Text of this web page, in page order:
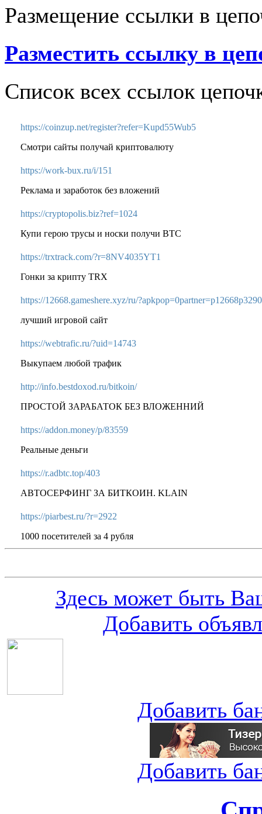
Размещение ссылки в
Разместить ссылку в
Список всех ссылок
https://coinzup.net/register?refer=Kupd55Wub5
Смотри сайты получай криптовалюту
https://work-bux.ru/i/151
Реклама и заработок без вложений
https://cryptopolis.biz?ref=1024
Купи герою трусы и носки получи BTC
https://trxtrack.com/?r=8NV4035YT1
Гонки за крипту TRX
https://12668.gameshere.xyz/ru/
лучший игровой сайт
https://webtrafic.ru/?uid=14743
Выкупаем любой трафик
http://info.bestdoxod.ru/bitkoin/
ПРОСТОЙ ЗАРАБАТОК БЕЗ ВЛОЖЕННИЙ
https://addon.money/p/83559
Реальные деньги
https://r.adbtc.top/403
АВТОСЕРФИНГ ЗА БИТКОИН. KLAIN
https://piarbest.ru/?r=2922
1000 посетителей за 4 рубля
Здесь может быть
Добавить
Добавить
Добавить